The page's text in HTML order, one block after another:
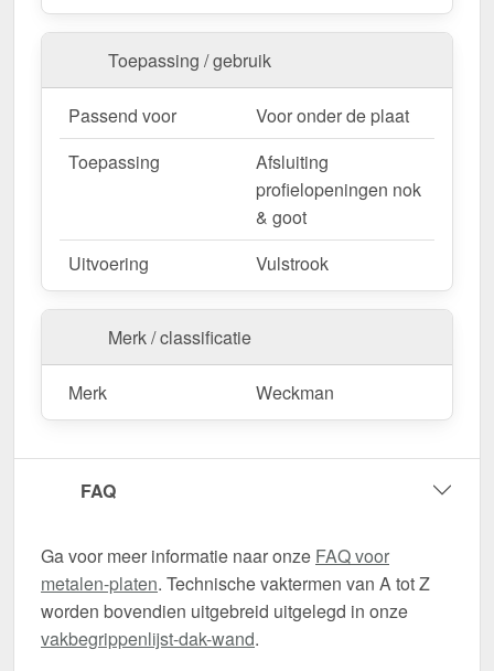
Toepassing / gebruik
Passend voor
Voor onder de plaat
Toepassing
Afsluiting
profielopeningen nok
& goot
Uitvoering
Vulstrook
Merk / classificatie
Merk Weckman
FAQ
Ga voor meer informatie naar onze FAQ voor
metalen-platen. Technische vaktermen van A tot Z
worden bovendien uitgebreid uitgelegd in onze
vakbegrippenlijst-dak-wand.